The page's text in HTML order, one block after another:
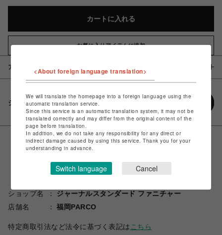
カートに入れる
お気に入りアイテムに追加
アイテム説明 / 素材
シェアする
ショップ名
ジャーナルスタンダード ファニチャー
店舗名
福岡PARCO
特定商取引法など法令に基づく表記は こちら
<About foreign language translation>
We will translate the homepage into a foreign language using the
automatic translation service.
Since this service is an automatic translation system, it may not be
translated correctly and may differ from the original content of the
page before translation.
In addition, we do not take any responsibility for any direct or
indirect damage caused by using this service. Thank you for your
understanding in advance.
Switch language Cancel